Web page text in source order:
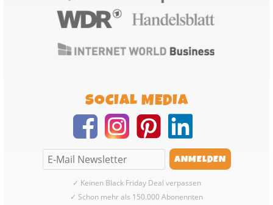
SOCIAL MEDIA
✓ Keinen Black Friday Deal verpassen
✓ Schon mehr als 150.000 Abonennten